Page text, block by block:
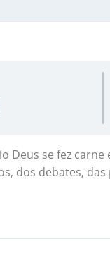
se fez
dos debates,